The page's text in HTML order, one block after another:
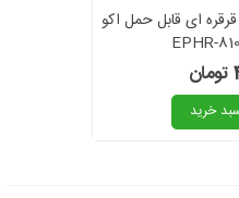
ای قابل حمل اکو
خرید